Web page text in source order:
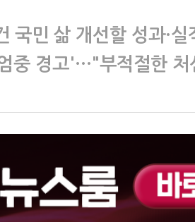
국민 삶 개선할 성과·실
중 경고'…"부적절한 처